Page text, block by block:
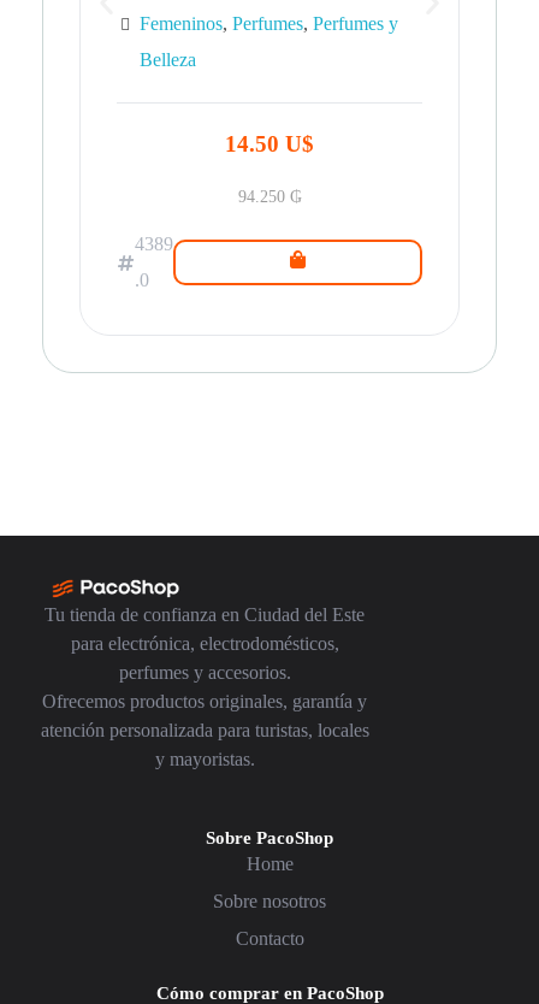
Femeninos, Perfumes, Perfumes y
Belleza
14.50 U$
94.250 ₲
4389
.0
Tu tienda de confianza en Ciudad del Este
para electrónica, electrodomésticos,
perfumes y accesorios.
Ofrecemos productos originales, garantía y
atención personalizada para turistas, locales
y mayoristas.
Sobre PacoShop
Home
Sobre nosotros
Contacto
Cómo comprar en PacoShop